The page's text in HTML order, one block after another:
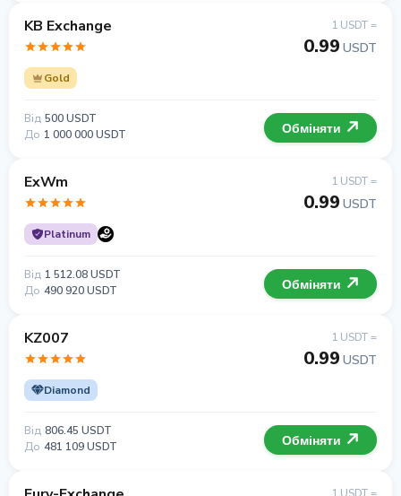
KB Exchange
Gold
1 USDT =
0.99 USDT
Від 500 USDT
До 1 000 000 USDT Обміняти
ExWm
Platinum
1 USDT =
0.99 USDT
Від 1 512.08 USDT
До 490 920 USDT Обміняти
KZ007
Diamond
1 USDT =
0.99 USDT
Від 806.45 USDT
До 481 109 USDT Обміняти